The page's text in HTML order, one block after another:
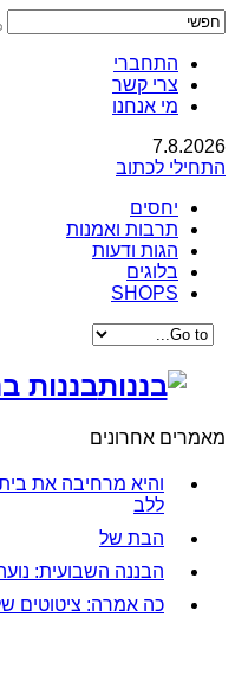
התחברי
צרי קשר
מי אנחנו
7.8.2026
התחילי לכתוב
יחסים
תרבות ואמנות
הגות ודעות
בלוגים
SHOPS
בננות
מאמרים אחרונים
והיא מרחיבה את
ללב
הבת של
הבננה השבועית:
כה אמרה: ציטוטים